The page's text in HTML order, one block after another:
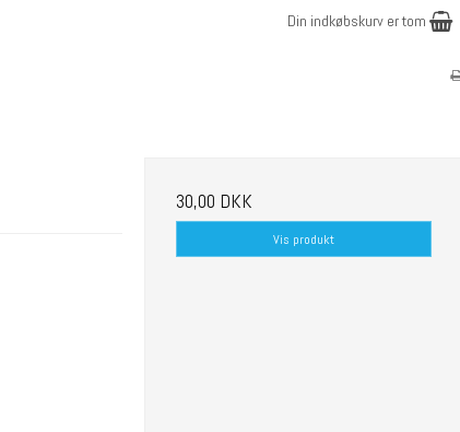
Din indkøbskurv er tom
30,00 DKK
Vis produkt